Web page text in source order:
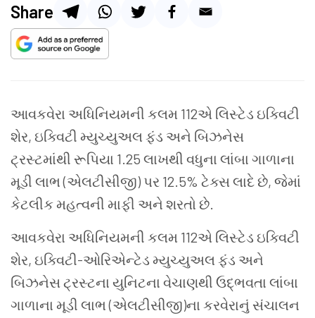
Share
આવકવેરા અધિનિયમની કલમ 112એ લિસ્ટેડ ઇક્વિટી
શેર, ઇક્વિટી મ્યુચ્યુઅલ ફંડ અને બિઝનેસ
ટ્રસ્ટમાંથી રૂપિયા 1.25 લાખથી વધુના લાંબા ગાળાના
મૂડી લાભ (એલટીસીજી) પર 12.5% ​​ટેક્સ લાદે છે, જેમાં
કેટલીક મહત્વની માફી અને શરતો છે.
આવકવેરા અધિનિયમની કલમ 112એ લિસ્ટેડ ઇક્વિટી
શેર, ઇક્વિટી-ઓરિએન્ટેડ મ્યુચ્યુઅલ ફંડ અને
બિઝનેસ ટ્રસ્ટના યુનિટના વેચાણથી ઉદ્ભવતા લાંબા
ગાળાના મૂડી લાભ (એલટીસીજી)ના કરવેરાનું સંચાલન